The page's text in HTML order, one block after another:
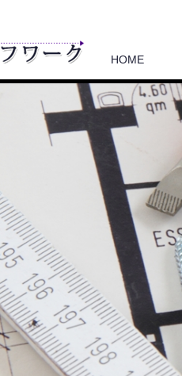
HOME